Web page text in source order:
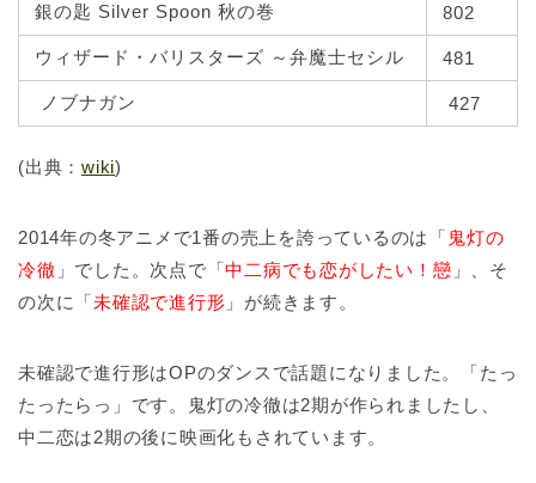
銀の匙 Silver Spoon 秋の巻 802
ウィザード・バリスターズ ～弁魔士セシル 481
ノブナガン 427
(出典：wiki)
2014年の冬アニメで1番の売上を誇っているのは「 鬼灯の
冷徹 」でした。次点で「中二病でも恋がしたい！戀 」、そ
の次に「未確認で進行形 」が続きます。
未確認で進行形はOPのダンスで話題になりました。「たっ
たったらっ」です。鬼灯の冷徹は2期が作られましたし、
中二恋は2期の後に映画化もされています。